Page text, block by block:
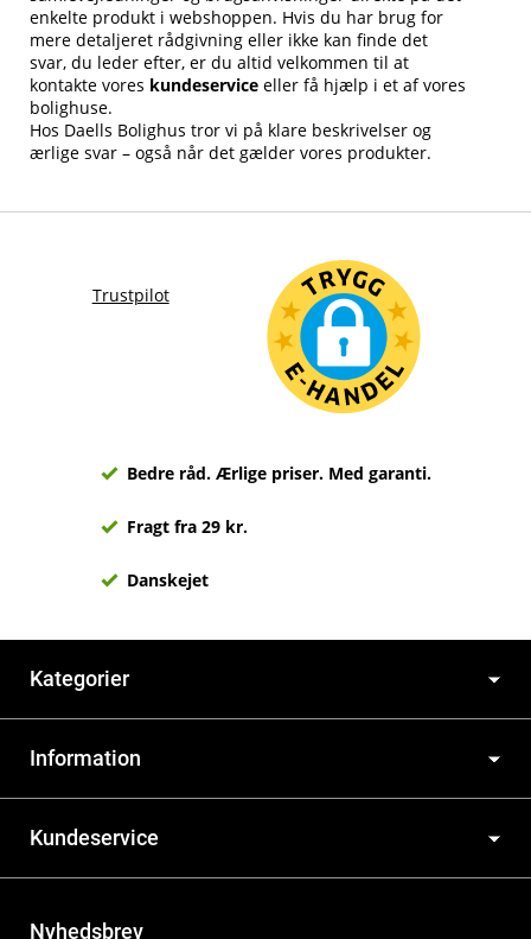
enkelte produkt i webshoppen. Hvis du har brug for
mere detaljeret rådgivning eller ikke kan finde det
svar, du leder efter, er du altid velkommen til at
kontakte vores kundeservice eller få hjælp i et af vores
bolighuse.
Hos Daells Bolighus tror vi på klare beskrivelser og
ærlige svar – også når det gælder vores produkter.
Trustpilot
Bedre råd. Ærlige priser. Med garanti.
Fragt fra 29 kr.
Danskejet
Kategorier
Information
Kundeservice
Nyhedsbrev